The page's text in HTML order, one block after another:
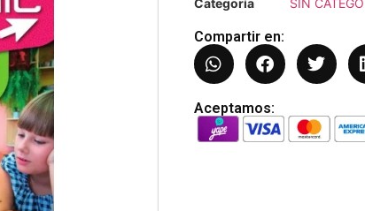
Categoría
SIN
Compartir en:
Aceptamos: